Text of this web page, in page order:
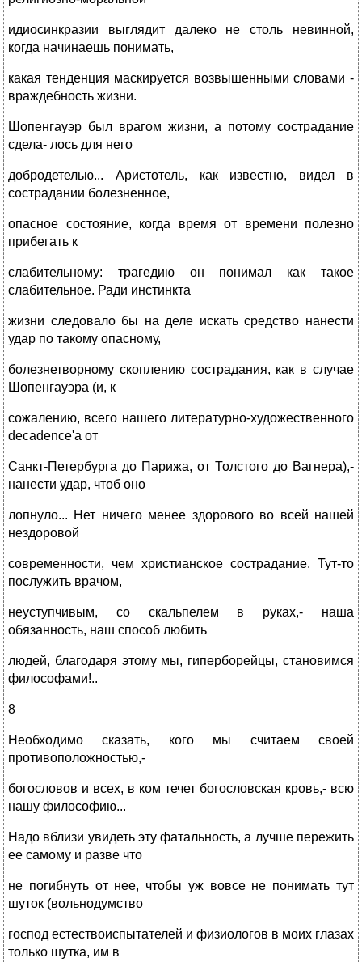
идиосинкразии выглядит далеко не столь невинной,
когда начинаешь понимать,
какая тенденция маскируется возвышенными словами -
враждебность жизни.
Шопенгауэр был врагом жизни, а потому сострадание
сдела- лось для него
добродетелью... Аристотель, как известно, видел в
сострадании болезненное,
опасное состояние, когда время от времени полезно
прибегать к
слабительному: трагедию он понимал как такое
слабительное. Ради инстинкта
жизни следовало бы на деле искать средство нанести
удар по такому опасному,
болезнетворному скоплению сострадания, как в случае
Шопенгауэра (и, к
сожалению, всего нашего литературно-художественного
decadence'а от
Санкт-Петербурга до Парижа, от Толстого до Вагнера),-
нанести удар, чтоб оно
лопнуло... Нет ничего менее здорового во всей нашей
нездоровой
современности, чем христианское сострадание. Тут-то
послужить врачом,
неуступчивым, со скальпелем в руках,- наша
обязанность, наш способ любить
людей, благодаря этому мы, гиперборейцы, становимся
философами!..
8
Необходимо сказать, кого мы считаем своей
противоположностью,-
богословов и всех, в ком течет богословская кровь,- всю
нашу философию...
Надо вблизи увидеть эту фатальность, а лучше пережить
ее самому и разве что
не погибнуть от нее, чтобы уж вовсе не понимать тут
шуток (вольнодумство
господ естествоиспытателей и физиологов в моих глазах
только шутка, им в